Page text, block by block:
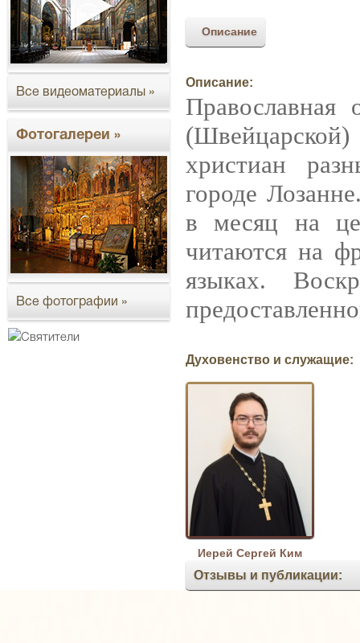
Все видеоматериалы »
Фотогалереи »
Все фотографии »
Описание
Описание:
христиан
городе
в месяц на
читаются на
языках.
Духовенство и служащие:
Иерей Сергей Ким
Отзывы и публикации: